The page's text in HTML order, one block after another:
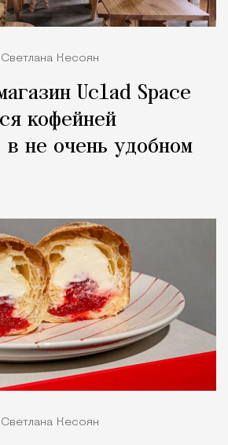
Светлана Кесоян
Uclad Space
кофейней
не очень удобном
Светлана Кесоян